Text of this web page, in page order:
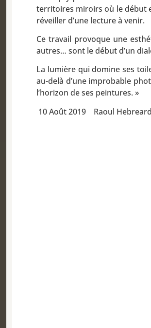
territoires miroirs où le début
réveiller d’une lecture à venir.
Ce travail provoque une
autres… sont le début d’un
La lumière qui domine ses
au-delà d’une improbable
l’horizon de ses peintures. »
10 Août 2019 Raoul Hebreard